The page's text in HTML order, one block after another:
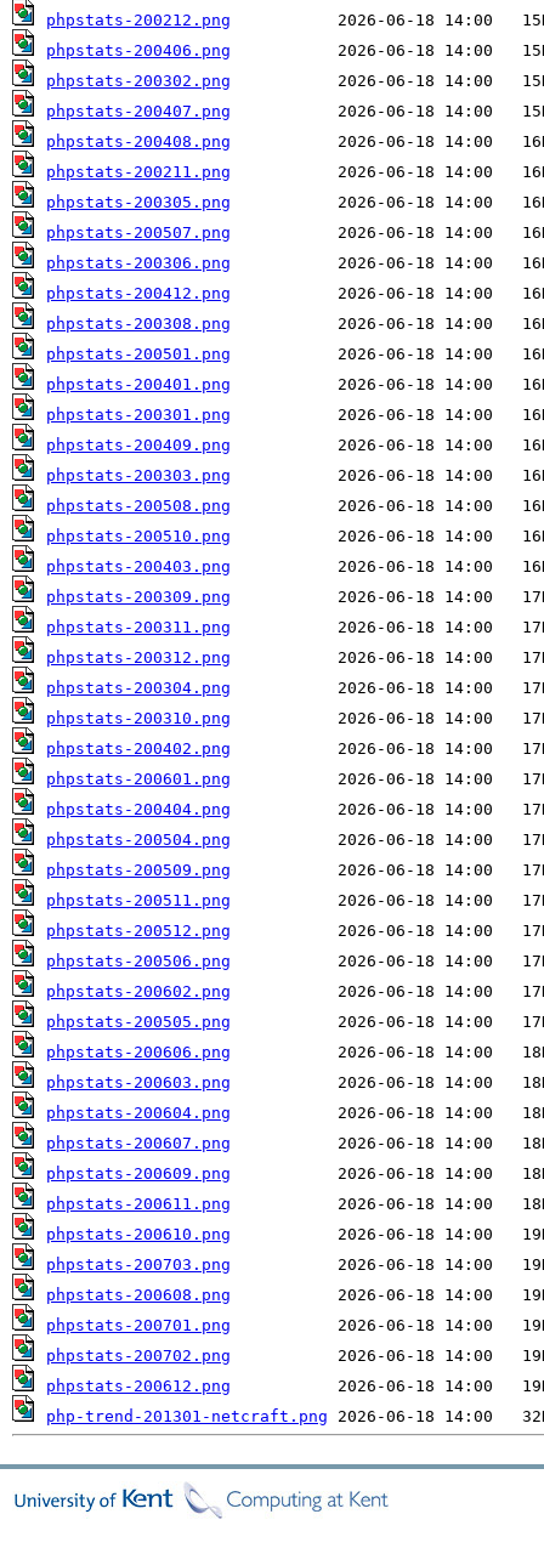
phpstats-200212.png
phpstats-200406.png
phpstats-200302.png
phpstats-200407.png
phpstats-200408.png
phpstats-200211.png
phpstats-200305.png
phpstats-200507.png
phpstats-200306.png
phpstats-200412.png
phpstats-200308.png
phpstats-200501.png
phpstats-200401.png
phpstats-200301.png
phpstats-200409.png
phpstats-200303.png
phpstats-200508.png
phpstats-200510.png
phpstats-200403.png
phpstats-200309.png
phpstats-200311.png
phpstats-200312.png
phpstats-200304.png
phpstats-200310.png
phpstats-200402.png
phpstats-200601.png
phpstats-200404.png
phpstats-200504.png
phpstats-200509.png
phpstats-200511.png
phpstats-200512.png
phpstats-200506.png
phpstats-200602.png
phpstats-200505.png
phpstats-200606.png
phpstats-200603.png
phpstats-200604.png
phpstats-200607.png
phpstats-200609.png
phpstats-200611.png
phpstats-200610.png
phpstats-200703.png
phpstats-200608.png
phpstats-200701.png
phpstats-200702.png
phpstats-200612.png
php-trend-201301-netcraft.png